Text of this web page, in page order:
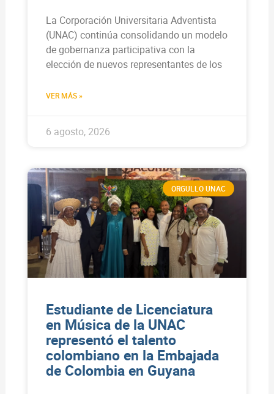
La Corporación Universitaria Adventista
(UNAC) continúa consolidando un modelo
de gobernanza participativa con la
elección de nuevos representantes de los
VER MÁS »
6 agosto, 2026
ORGULLO UNAC
Estudiante de Licenciatura
en Música de la UNAC
representó el talento
colombiano en la Embajada
de Colombia en Guyana